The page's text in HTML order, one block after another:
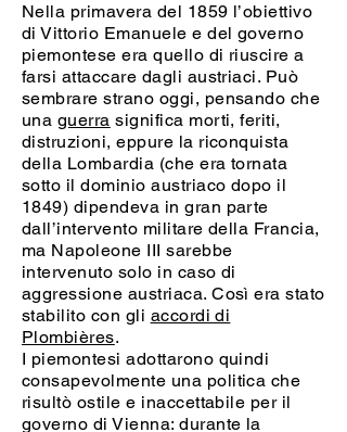
Nella primavera del 1859 l’obiettivo
di Vittorio Emanuele e del governo
piemontese era quello di riuscire a
farsi attaccare dagli austriaci. Può
sembrare strano oggi, pensando che
una guerra significa morti, feriti,
distruzioni, eppure la riconquista
della Lombardia (che era tornata
sotto il dominio austriaco dopo il
1849) dipendeva in gran parte
dall’intervento militare della Francia,
ma Napoleone III sarebbe
intervenuto solo in caso di
aggressione austriaca. Così era stato
stabilito con gli accordi di
Plombières.
I piemontesi adottarono quindi
consapevolmente una politica che
risultò ostile e inaccettabile per il
governo di Vienna: durante la